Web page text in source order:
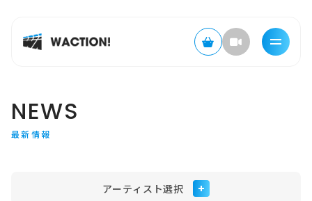
NEWS
最新情報
アーティスト選択